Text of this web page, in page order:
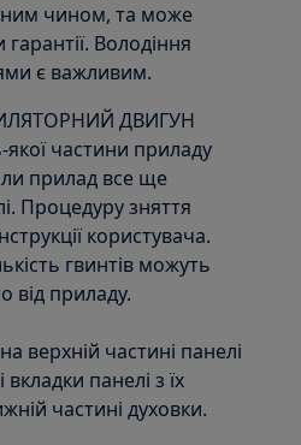
чином, та може
Володіння
є важливим.
ДВИГУН
частини приладу
прилад все ще
Процедуру зняття
користувача.
гвинтів можуть
від приладу.
верхній частині панелі
вкладки панелі з їх
частині духовки.